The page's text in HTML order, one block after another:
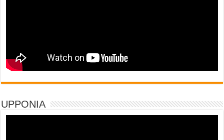
UPPONIA